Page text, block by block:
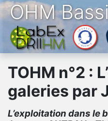
OHM
TOHM n°2 :
galeries par
L’exploitation dans le